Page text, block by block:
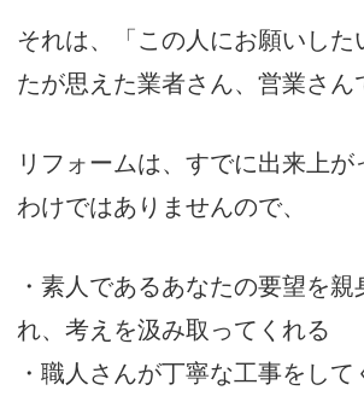
それは、「この人にお願いした
たが思えた業者さん、営業さん
リフォームは、すでに出来上が
わけではありませんので、
・素人であるあなたの要望を親
れ、考えを汲み取ってくれる
・職人さんが丁寧な工事をして